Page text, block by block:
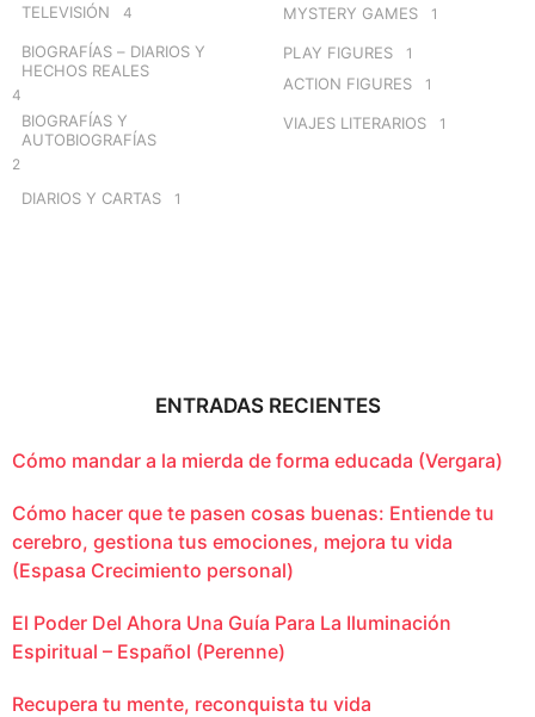
TELEVISIÓN 4
BIOGRAFÍAS – DIARIOS Y
HECHOS REALES
4
BIOGRAFÍAS Y
AUTOBIOGRAFÍAS
2
DIARIOS Y CARTAS 1
MYSTERY GAMES 1
PLAY FIGURES 1
ACTION FIGURES 1
VIAJES LITERARIOS 1
ENTRADAS RECIENTES
Cómo mandar a la mierda de forma educada (Vergara)
Cómo hacer que te pasen cosas buenas: Entiende tu
cerebro, gestiona tus emociones, mejora tu vida
(Espasa Crecimiento personal)
El Poder Del Ahora Una Guía Para La Iluminación
Espiritual – Español (Perenne)
Recupera tu mente, reconquista tu vida